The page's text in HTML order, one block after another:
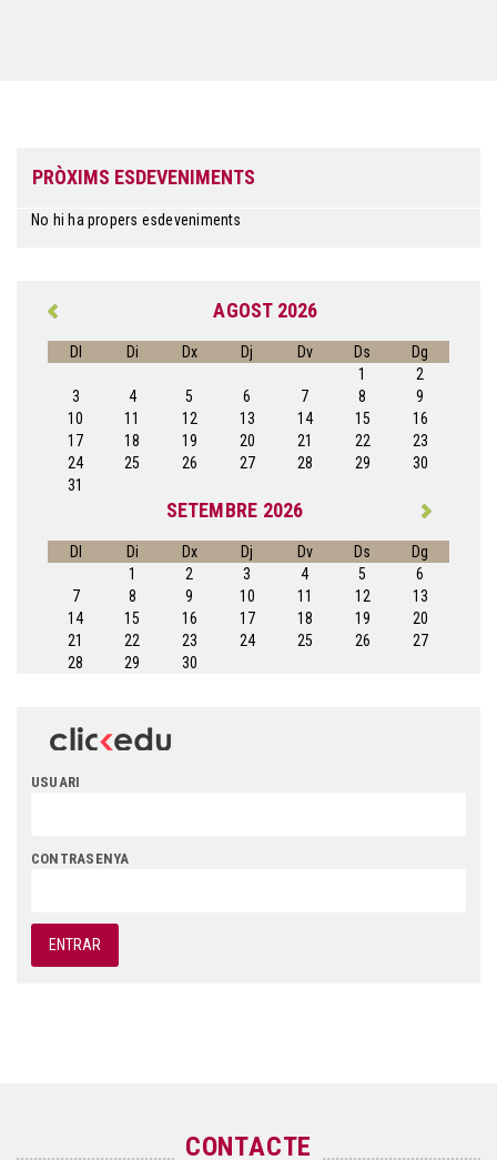
PRÒXIMS ESDEVENIMENTS
No hi ha propers esdeveniments
AGOST 2026
Dl Di Dx Dj Dv Ds
Dg
1
2
3
4 5 6 7 8
9
10
11 12 13 14 15
16
17
18 19 20 21 22
23
24
25 26 27 28 29
30
31
SETEMBRE 2026
Dl Di Dx Dj Dv Ds
Dg
1
2 3 4 5
6
7
8 9 10 11 12
13
14
15 16 17 18 19
20
21
22 23 24 25 26
27
28
29 30
USUARI
CONTRASENYA
CONTACTE